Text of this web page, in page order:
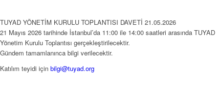
TUYAD YÖNETİM KURULU TOPLANTISI DAVETİ 21.05.2026
21 Mayıs 2026 tarihinde İstanbul’da 11:00 ile 14:00 saatleri arasında TUYAD
Yönetim Kurulu Toplantısı gerçekleştirilecektir.
Gündem tamamlanınca bilgi verilecektir.
Katılım teyidi için bilgi@tuyad.org